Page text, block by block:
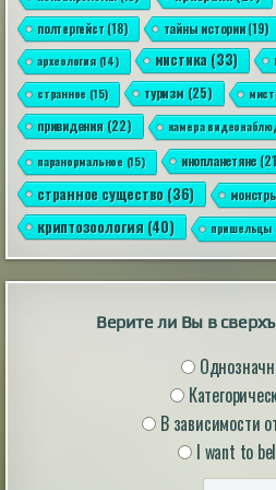
Появление плотных
одной из причин
Появление плотных фекалий
причин кембрийского взрыва
naked-science.ru | 16 hours ago
Запрещённая древняя
падших ангелов,
Загадочная книга,
версий Библии, подпитывает
ней описывается тюрьма под
полтергейст(18) тайны истории(19)
археология(14) мистика (33)
странное (15) туризм(25)
привидения(22) камера
паранормальное(15) инопланетяне
странное существо (36)
криптозоология(40) пришельцы
Верите ли Вы в
В зависимости
I want to